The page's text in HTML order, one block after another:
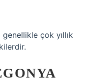
çok yıllık